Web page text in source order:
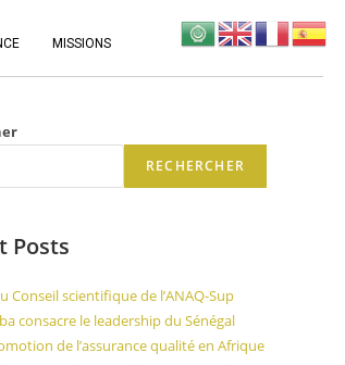
MISSIONS
RECHERCHER
Posts
Conseil scientifique de l’ANAQ-Sup
consacre le leadership du Sénégal
de l’assurance qualité en Afrique